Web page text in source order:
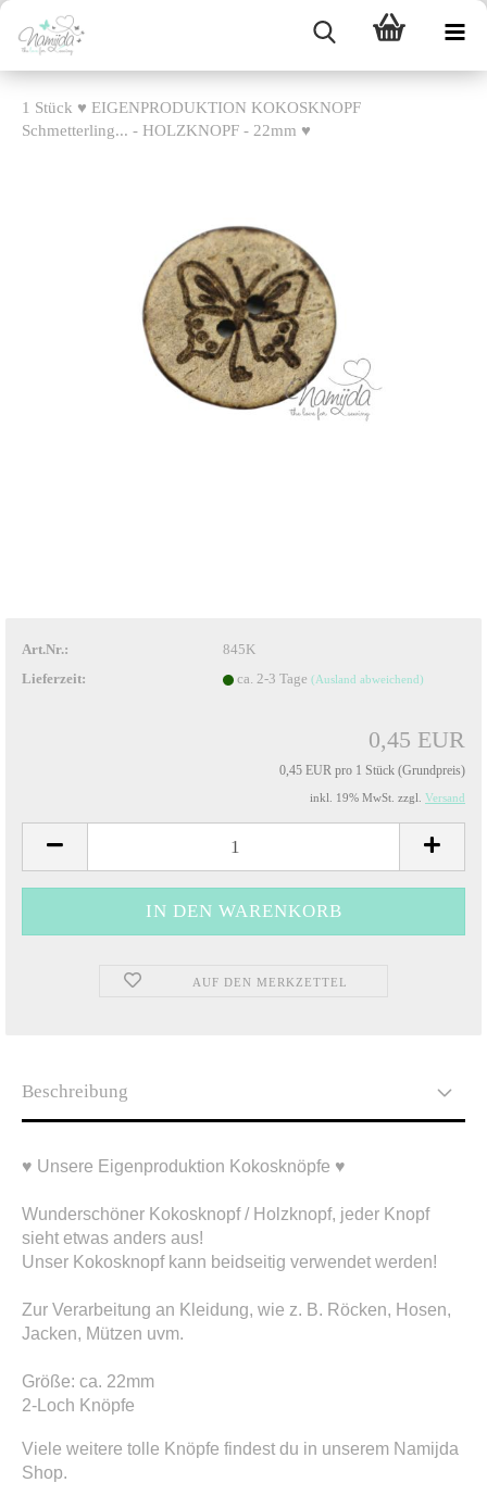
1 Stück ♥ EIGENPRODUKTION KOKOSKNOPF
Schmetterling... - HOLZKNOPF - 22mm ♥
Art.Nr.:
845K
Lieferzeit:
ca. 2-3 Tage (Ausland abweichend)
0,45 EUR
0,45 EUR pro 1 Stück (Grundpreis)
inkl. 19% MwSt. zzgl. Versand
AUF DEN MERKZETTEL
Beschreibung
♥ Unsere Eigenproduktion Kokosknöpfe ♥
Wunderschöner Kokosknopf / Holzknopf, jeder Knopf
sieht etwas anders aus!
Unser Kokosknopf kann beidseitig verwendet werden!
Zur Verarbeitung an Kleidung, wie z. B. Röcken, Hosen,
Jacken, Mützen uvm.
Größe: ca. 22mm
2-Loch Knöpfe
Viele weitere tolle Knöpfe findest du in unserem Namijda
Shop.